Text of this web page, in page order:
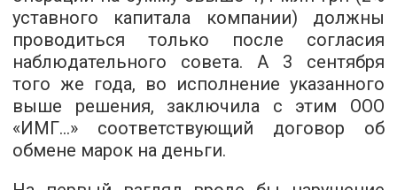
уставного капитала компании) должны
проводиться только после согласия
наблюдательного совета. А 3 сентября
того же года, во исполнение указанного
выше решения, заключила с этим ООО
«ИМГ...» соответствующий договор об
обмене марок на деньги.